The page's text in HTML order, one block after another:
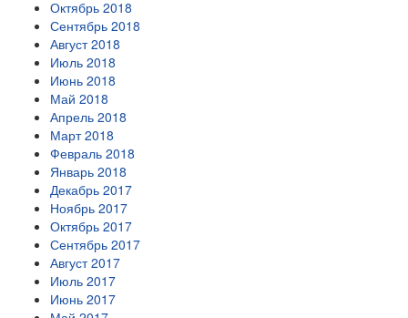
Октябрь 2018
Сентябрь 2018
Август 2018
Июль 2018
Июнь 2018
Май 2018
Апрель 2018
Март 2018
Февраль 2018
Январь 2018
Декабрь 2017
Ноябрь 2017
Октябрь 2017
Сентябрь 2017
Август 2017
Июль 2017
Июнь 2017